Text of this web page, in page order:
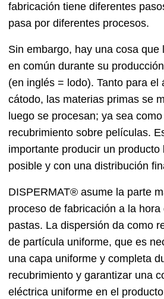
fabricación tiene diferentes
pasa por diferentes procesos.
Sin embargo, hay una cosa que
en común durante su
(en inglés = lodo). Tanto para el
cátodo, las materias primas se
luego se procesan; ya sea
recubrimiento sobre películas.
importante producir un
posible y con una distribución
DISPERMAT® asume la parte
proceso de fabricación a la
pastas. La dispersión da como
de partícula uniforme, que es
una capa uniforme y completa
recubrimiento y garantizar una
eléctrica uniforme en el